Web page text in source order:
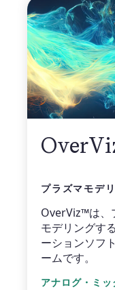
プラズマモデ
OverViz™は、
モデリングす
ーションソフ
ームです。
アナログ・ミ